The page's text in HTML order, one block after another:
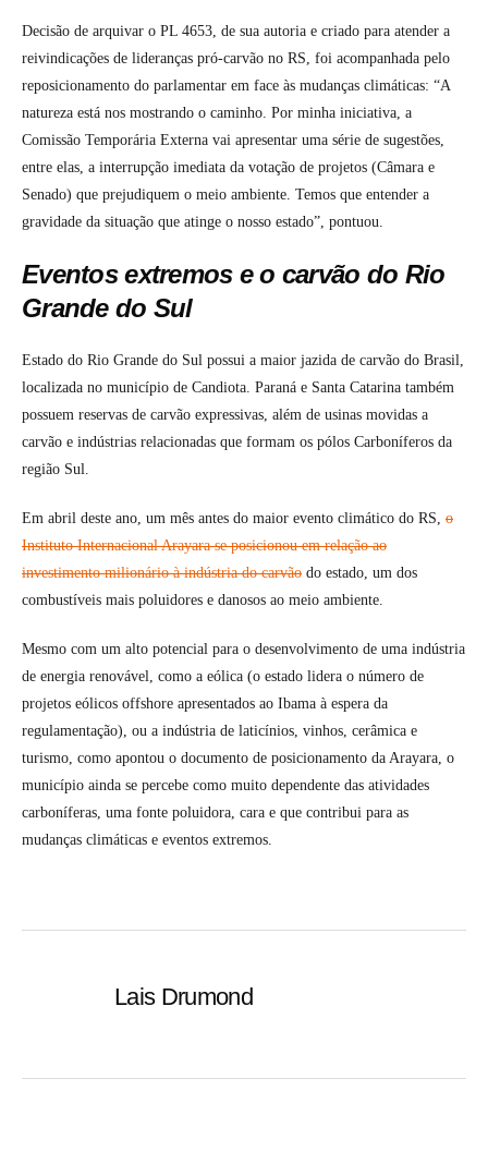
Decisão de arquivar o PL 4653, de sua autoria e criado para atender a
reivindicações de lideranças pró-carvão no RS, foi acompanhada pelo
reposicionamento do parlamentar em face às mudanças climáticas: “A
natureza está nos mostrando o caminho. Por minha iniciativa, a
Comissão Temporária Externa vai apresentar uma série de sugestões,
entre elas, a interrupção imediata da votação de projetos (Câmara e
Senado) que prejudiquem o meio ambiente. Temos que entender a
gravidade da situação que atinge o nosso estado”, pontuou.
Eventos extremos e o carvão do Rio
Grande do Sul
Estado do Rio Grande do Sul possui a maior jazida de carvão do Brasil,
localizada no município de Candiota. Paraná e Santa Catarina também
possuem reservas de carvão expressivas, além de usinas movidas a
carvão e indústrias relacionadas que formam os pólos Carboníferos da
região Sul.
Em abril deste ano, um mês antes do maior evento climático do RS, o
Instituto Internacional Arayara se posicionou em relação ao
investimento milionário à indústria do carvão do estado, um dos
combustíveis mais poluidores e danosos ao meio ambiente.
Mesmo com um alto potencial para o desenvolvimento de uma indústria
de energia renovável, como a eólica (o estado lidera o número de
projetos eólicos offshore apresentados ao Ibama à espera da
regulamentação), ou a indústria de laticínios, vinhos, cerâmica e
turismo, como apontou o documento de posicionamento da Arayara, o
município ainda se percebe como muito dependente das atividades
carboníferas, uma fonte poluidora, cara e que contribui para as
mudanças climáticas e eventos extremos.
Lais Drumond